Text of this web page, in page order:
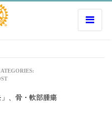
、骨・軟部腫瘍